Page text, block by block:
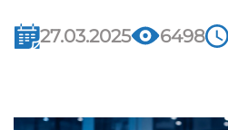
27.03.2025 6498